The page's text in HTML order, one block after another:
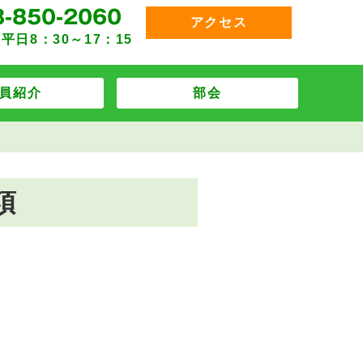
日8：30～17：15
アクセス
紹介 部会